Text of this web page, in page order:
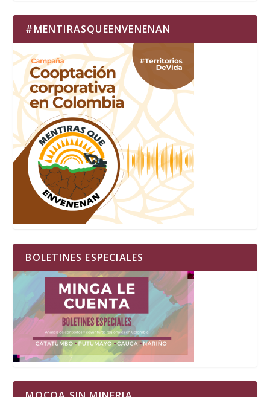
#MENTIRASQUEENVENENAN
BOLETINES ESPECIALES